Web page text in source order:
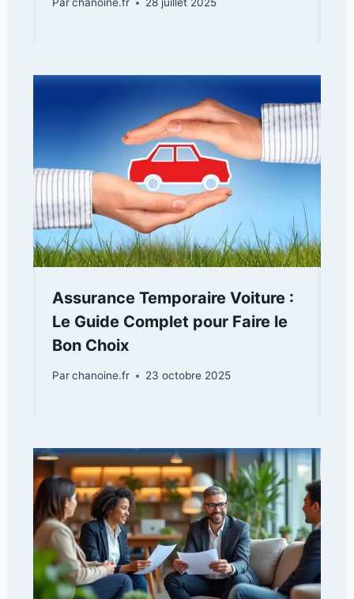
Assurance Temporaire Voiture :
Le Guide Complet pour Faire le
Bon Choix
Parchanoine.fr 23 octobre 2025